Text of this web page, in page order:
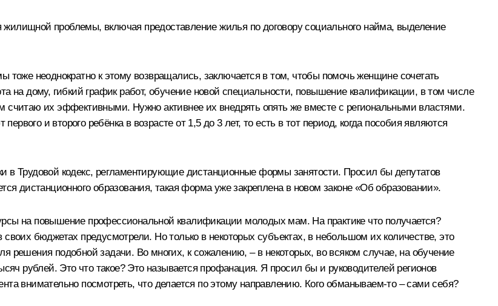
проблемы, включая предоставление жилья по договору социального найма, выделение
неоднократно к этому возвращались, заключается в том, чтобы помочь женщине сочетать
на дому, гибкий график работ, обучение новой специальности, повышение квалификации, в том числе
считаю их эффективными. Нужно активнее их внедрять опять же вместе с региональными властями.
и второго ребёнка в возрасте от 1,5 до 3 лет, то есть в тот период, когда пособия являются
в Трудовой кодекс, регламентирующие дистанционные формы занятости. Просил бы депутатов
дистанционного образования, такая форма уже закреплена в новом законе «Об образовании».
на повышение профессиональной квалификации молодых мам. На практике что получается?
бюджетах предусмотрели. Но только в некоторых субъектах, в небольшом их количестве, это
решения подобной задачи. Во многих, к сожалению, – в некоторых, во всяком случае, на обучение
рублей. Это что такое? Это называется профанация. Я просил бы и руководителей регионов
внимательно посмотреть, что делается по этому направлению. Кого обманываем‑то – сами себя?